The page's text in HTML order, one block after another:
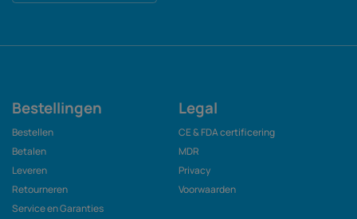
Bestellingen
Bestellen
Betalen
Leveren
Retourneren
Service en Garanties
Legal
CE & FDA certificering
MDR
Privacy
Voorwaarden